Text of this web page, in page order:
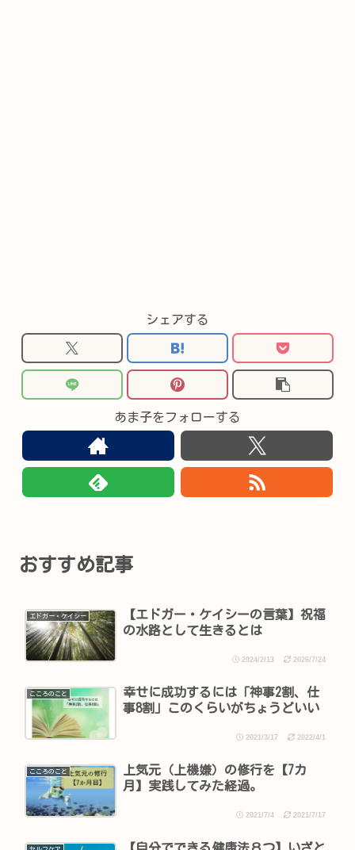
シェアする
あま子をフォローする
おすすめ記事
エドガー・ケイシー
【エドガー・ケイシーの言葉】祝福
の水路として生きるとは
2024/2/13 2026/7/24
こころのこと
幸せに成功するには「神事2割、仕
事8割」このくらいがちょうどいい
2021/3/17 2022/4/1
こころのこと
上気元（上機嫌）の修行を【7カ
月】実践してみた経過。
2021/7/4 2021/7/17
【自分でできる健康法８つ】いざと